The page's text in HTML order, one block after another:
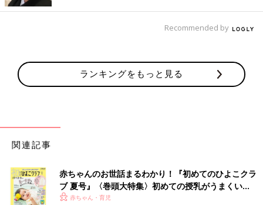
Recommended by
ランキングをもっと見る
関連記事
赤ちゃんのお世話まるわかり！『初めてのひよこクラ
ブ 夏号』〈巻頭大特集〉初めての授乳がうまくい
く！ おっぱい・ミルクの基本と夏のトラブル 解決テ
赤ちゃん・育児